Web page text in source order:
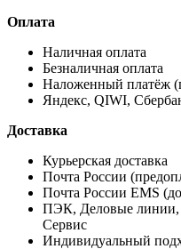
Оплата
Наличная оплата
Безналичная оплата
Наложенный платёж
Яндекс, QIWI,
Доставка
Курьерская доставка
Почта России
Почта России EMS
ПЭК, Деловые линии,
Сервис
Индивидуальный